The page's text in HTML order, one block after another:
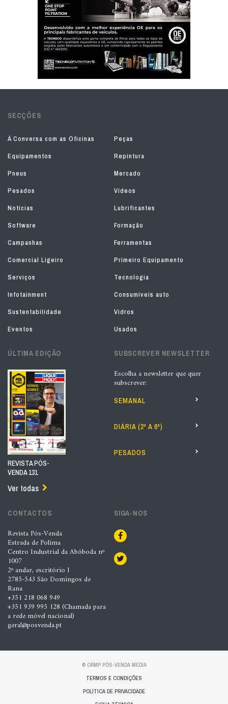
SECÇÕES
À Conversa com as Oficinas
Peças
Equipamentos
Repintura
Pneus
Mercado
Pesados
Vídeos
Notícias
Lubrificantes
Software
Formação
Campanhas
Ferramentas
Comercial Ligeiro
Primeiro Equipamento
Serviços
Tecnologia
Infotainment
Consumíveis auto
Sustentabilidade
Vidros
Eventos
Usados
ÚLTIMA EDIÇÃO
REVISTA PÓS-
VENDA 131
Ver todas
SUBSCREVER NEWSLETTER
Escolha a newsletter que quer
subscrever:
SEMANAL
DIÁRIA (2ª A 6ª)
PESADOS
CONTACTOS
Revista Pós-Venda
Estrada de Polima
Centro Industrial da Abóboda nº
1007
2º andar, escritório I
2785-543 São Domingos de
Rana
+351 218 068 949
+351 939 995 128 (Chamada para
a rede móvel nacional)
geral@posvenda.pt
SIGA-NOS
© ORMP PÓS-VENDA MEDIA
TERMOS E CONDIÇÕES
POLÍTICA DE PRIVACIDADE